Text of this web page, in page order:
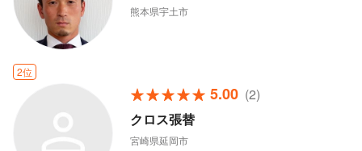
熊本県宇土市
2位
5.00 (2)
クロス張替
宮崎県延岡市